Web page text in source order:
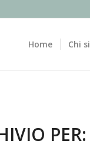
Home Chi
PER: